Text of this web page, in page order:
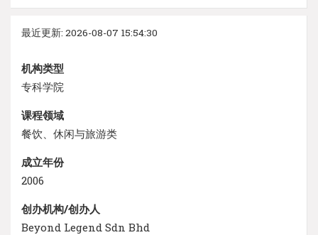
最近更新: 2026-08-07 15:54:30
机构类型
专科学院
课程领域
餐饮、休闲与旅游类
成立年份
2006
创办机构/创办人
Beyond Legend Sdn Bhd